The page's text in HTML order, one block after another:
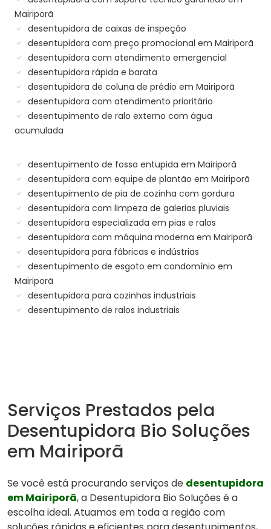
Mairiporã
desentupidora de caixas de inspeção
desentupidora com preço promocional em Mairiporã
desentupidora com atendimento emergencial
desentupidora rápida e barata
desentupidora de coluna de prédio em Mairiporã
desentupidora com atendimento prioritário
desentupimento de ralo externo com água
acumulada
desentupimento de fossa entupida em Mairiporã
desentupidora com equipe de plantão em Mairiporã
desentupimento de pia de cozinha com gordura
desentupidora com limpeza de galerias pluviais
desentupidora especializada em pias e ralos
desentupidora com máquina moderna em Mairiporã
desentupidora para fábricas e indústrias
desentupimento de esgoto em condomínio em
Mairiporã
desentupidora para cozinhas industriais
desentupimento de ralos industriais
Serviços Prestados pela
Desentupidora Bio Soluções
em Mairiporã
Se você está procurando serviços de desentupidora
em Mairiporã, a Desentupidora Bio Soluções é a
escolha ideal. Atuamos em toda a região com